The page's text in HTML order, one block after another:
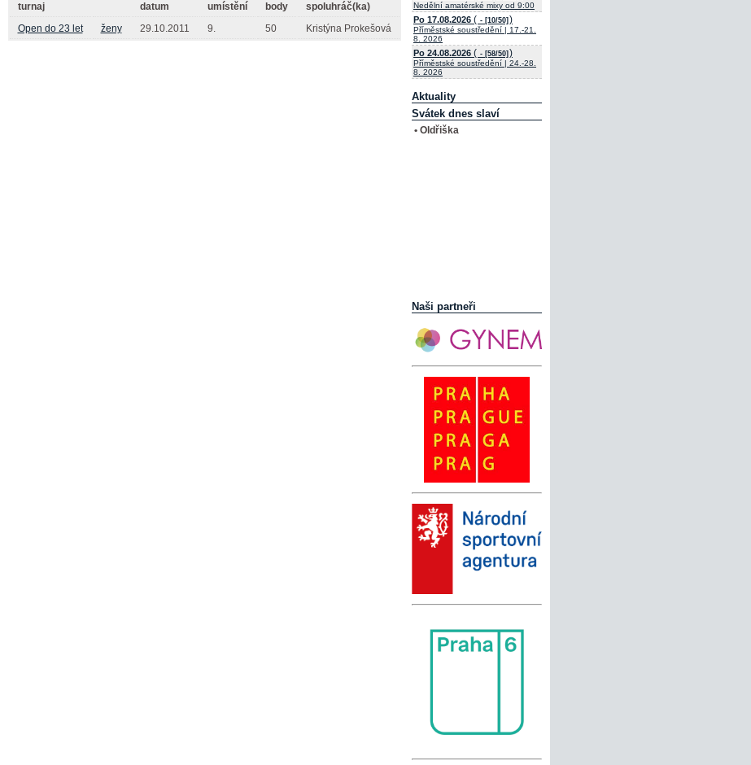
turnaj datum umístění body
spoluhráč(ka)
Open do 23 let
ženy 29.10.2011 9. 50 Kristýna Prokešová
Nedělní amatérské mixy od 9:00
Po 17.08.2026 ( - [10/50] )
Příměstské soustředění | 17.-21.
8. 2026
Po 24.08.2026 ( - [58/50] )
Příměstské soustředění | 24.-28.
8. 2026
Aktuality
Svátek dnes slaví
• Oldřiška
Naši partneři